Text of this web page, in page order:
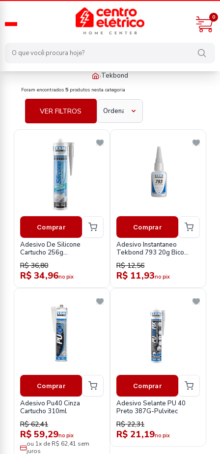
0
›Tekbond
fabricante/tekbond
Foram encontrados 5 produtos nesta categoria
VER FILTROS
Comprar
Adesivo De Silicone
Cartucho 256g
Transparente
R$ 36,80
R$ 34,96no pix
Comprar
Adesivo Instantaneo
Tekbond 793 20g Bico
Antientupimento
R$ 12,56
R$ 11,93no pix
Comprar
Adesivo Pu40 Cinza
Cartucho 310ml
R$ 62,41
R$ 59,29no pix
ou 1x de R$ 62,41 sem
juros
Comprar
Adesivo Selante PU 40
Preto 387G-Pulvitec
R$ 22,31
R$ 21,19no pix